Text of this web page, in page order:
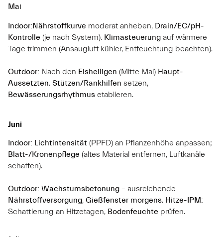
Mai
Indoor:Nährstoffkurve moderat anheben, Drain/EC/pH-
Kontrolle (je nach System). Klimasteuerung auf wärmere
Tage trimmen (Ansaugluft kühler, Entfeuchtung beachten).
Outdoor: Nach den Eisheiligen (Mitte Mai) Haupt-
Aussetzten. Stützen/Rankhilfen setzen,
Bewässerungsrhythmus etablieren.
Juni
Indoor: Lichtintensität (PPFD) an Pflanzenhöhe anpassen;
Blatt-/Kronenpflege (altes Material entfernen, Luftkanäle
schaffen).
Outdoor: Wachstumsbetonung – ausreichende
Nährstoffversorgung, Gießfenster morgens. Hitze-IPM:
Schattierung an Hitzetagen, Bodenfeuchte prüfen.